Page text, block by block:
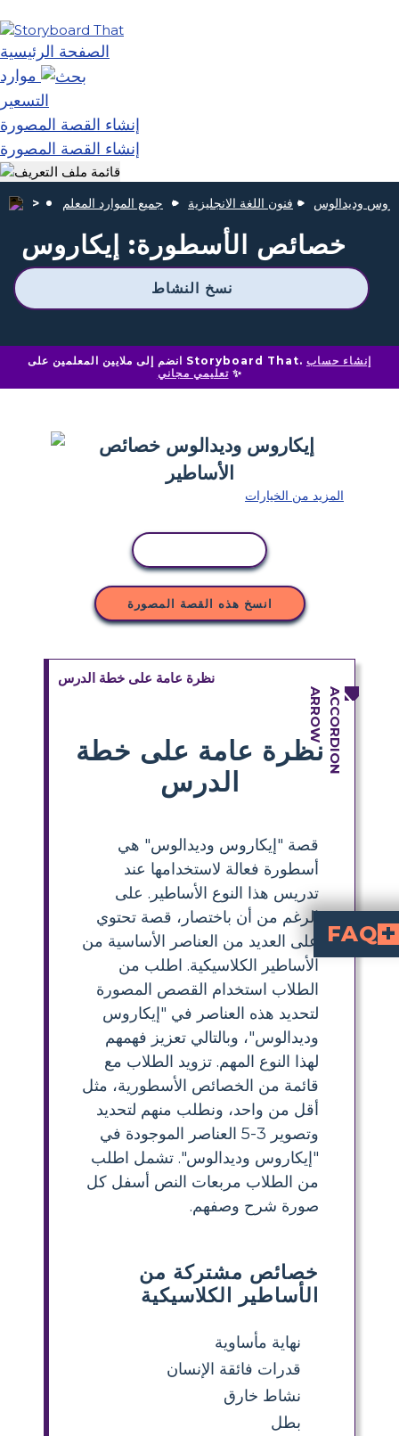
الصفحة الرئيسية
موارد
التسعير
إنشاء القصة المصورة
إنشاء القصة المصورة
جميع الموارد المعلم فنون اللغة الانجليزية وديدالوس
خصائص الأسطورة: إيكاروس
نسخ النشاط
انضم إلى ملايين المعلمين على Storyboard That. إنشاء حساب
تعليمي مجاني✨
المزيد من الخيارات
انسخ هذه القصة المصورة
نظرة عامة على خطة الدرس
نظرة عامة على خطة
الدرس
قصة "إيكاروس وديدالوس" هي
أسطورة فعالة لاستخدامها عند
تدريس هذا النوع الأساطير. على
الرغم من أن باختصار، قصة تحتوي
على العديد من العناصر الأساسية من
الأساطير الكلاسيكية. اطلب من
الطلاب استخدام القصص المصورة
لتحديد هذه العناصر في "إيكاروس
وديدالوس"، وبالتالي تعزيز فهمهم
لهذا النوع المهم. تزويد الطلاب مع
قائمة من الخصائص الأسطورية، مثل
أقل من واحد، ونطلب منهم لتحديد
وتصوير 3-5 العناصر الموجودة في
"إيكاروس وديدالوس". تشمل اطلب
من الطلاب مربعات النص أسفل كل
صورة شرح وصفهم.
خصائص مشتركة من
الأساطير الكلاسيكية
نهاية مأساوية
قدرات فائقة الإنسان
نشاط خارق
بطل
FAQ